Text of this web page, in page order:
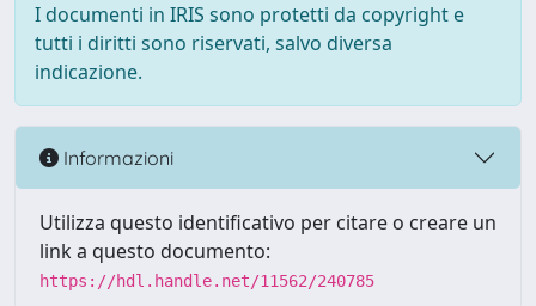
I documenti in IRIS sono protetti da copyright e
tutti i diritti sono riservati, salvo diversa
indicazione.
Informazioni
Utilizza questo identificativo per citare o creare un
link a questo documento:
https://hdl.handle.net/11562/240785